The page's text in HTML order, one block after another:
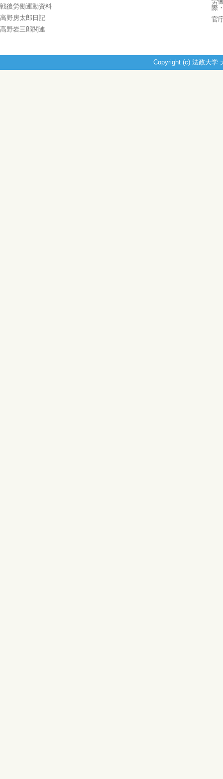
戦後労働運動資料
高野房太郎日記
高野岩三郎関連
際
官
Copyright (c) 法政大学